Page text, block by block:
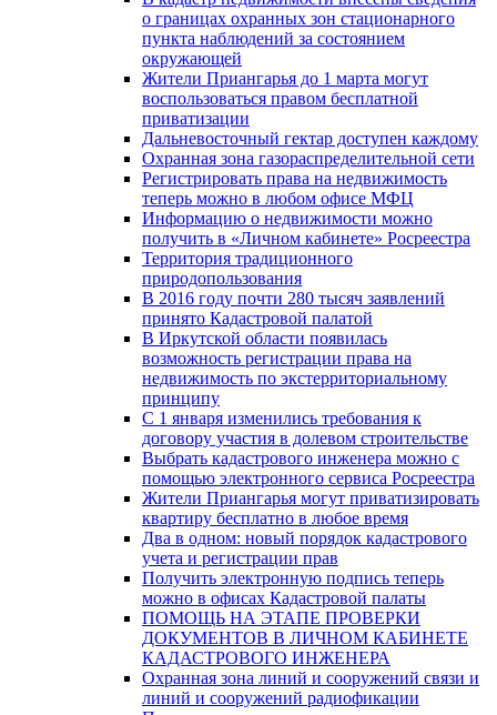
о границах охранных зон стационарного
пункта наблюдений за состоянием
окружающей
Жители Приангарья до 1 марта могут
воспользоваться правом бесплатной
приватизации
Дальневосточный гектар доступен каждому
Охранная зона газораспределительной сети
Регистрировать права на недвижимость
теперь можно в любом офисе МФЦ
Информацию о недвижимости можно
получить в «Личном кабинете» Росреестра
Территория традиционного
природопользования
В 2016 году почти 280 тысяч заявлений
принято Кадастровой палатой
В Иркутской области появилась
возможность регистрации права на
недвижимость по экстерриториальному
принципу
C 1 января изменились требования к
договору участия в долевом строительстве
Выбрать кадастрового инженера можно с
помощью электронного сервиса Росреестра
Жители Приангарья могут приватизировать
квартиру бесплатно в любое время
Два в одном: новый порядок кадастрового
учета и регистрации прав
Получить электронную подпись теперь
можно в офисах Кадастровой палаты
ПОМОЩЬ НА ЭТАПЕ ПРОВЕРКИ
ДОКУМЕНТОВ В ЛИЧНОМ КАБИНЕТЕ
КАДАСТРОВОГО ИНЖЕНЕРА
Охранная зона линий и сооружений связи и
линий и сооружений радиофикации